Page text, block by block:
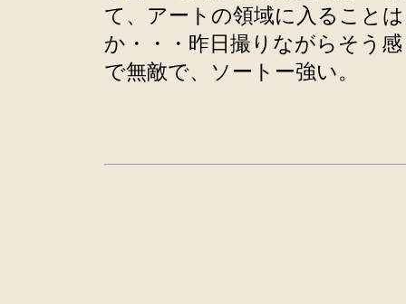
て、アートの領域に入ること
か・・・昨日撮りながらそう
で無敵で、ソートー強い。